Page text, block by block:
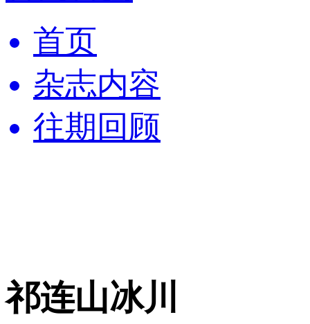
首页
杂志内容
往期回顾
祁连山冰川